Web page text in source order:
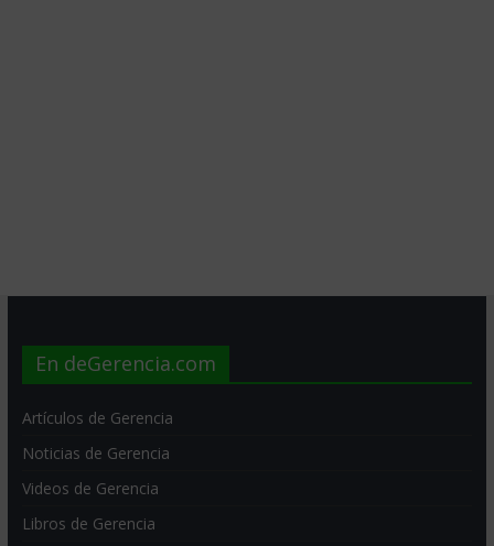
En deGerencia.com
Artículos de Gerencia
Noticias de Gerencia
Videos de Gerencia
Libros de Gerencia